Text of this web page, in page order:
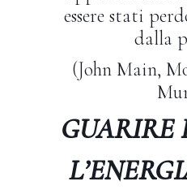
essere stati
dalla
(John Main,
GUARIRE